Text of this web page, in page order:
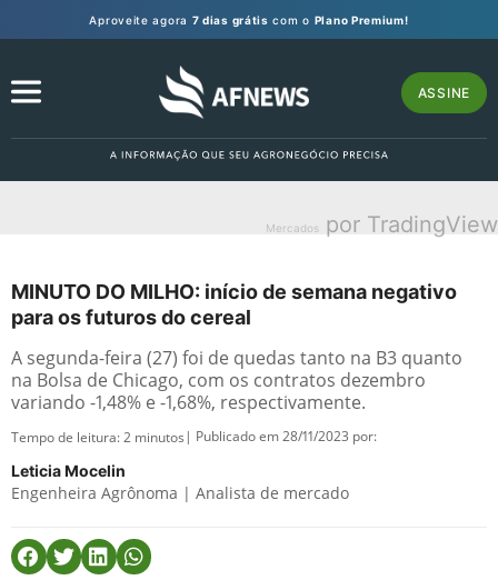
Aproveite agora 7 dias grátis com o Plano Premium!
ASSINE
Mercados por TradingView
MINUTO DO MILHO: início de semana negativo
para os futuros do cereal
A segunda-feira (27) foi de quedas tanto na B3 quanto
na Bolsa de Chicago, com os contratos dezembro
variando -1,48% e -1,68%, respectivamente.
Tempo de leitura:2 minutos | Publicado em 28/11/2023 por:
Leticia Mocelin
Engenheira Agrônoma | Analista de mercado